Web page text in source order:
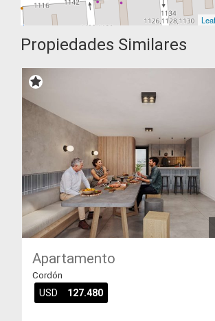
Propiedades Similares
Apartamento
Cordón
USD 127.480